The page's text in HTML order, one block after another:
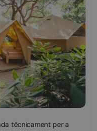
tècnicament per a